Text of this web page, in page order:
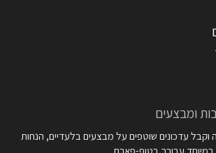
ומבצעים
עדכונים שוטפים על מבצעים בלעדיים, הנחות